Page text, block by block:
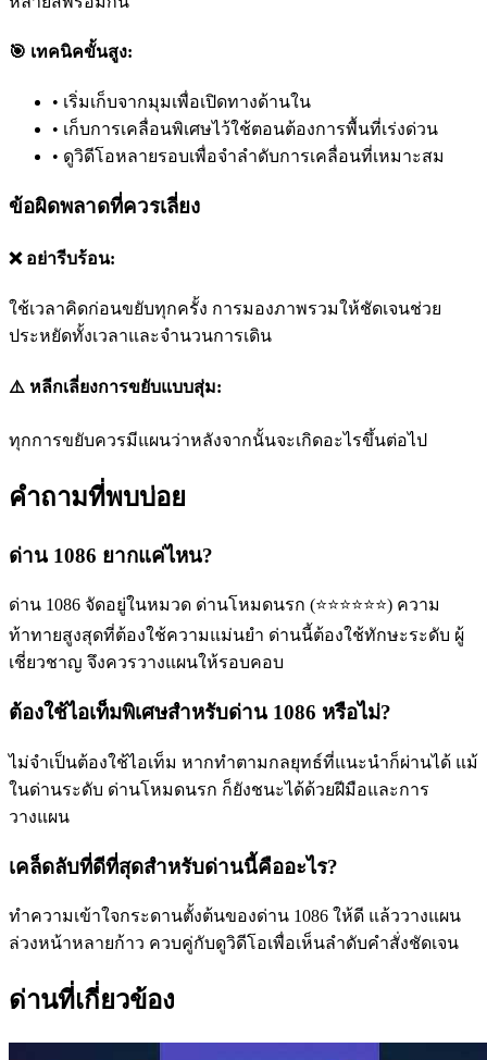
🎯 เทคนิคขั้นสูง:
• เริ่มเก็บจากมุมเพื่อเปิดทางด้านใน
• เก็บการเคลื่อนพิเศษไว้ใช้ตอนต้องการพื้นที่เร่งด่วน
• ดูวิดีโอหลายรอบเพื่อจำลำดับการเคลื่อนที่เหมาะสม
ข้อผิดพลาดที่ควรเลี่ยง
❌ อย่ารีบร้อน:
ใช้เวลาคิดก่อนขยับทุกครั้ง การมองภาพรวมให้ชัดเจนช่วย
ประหยัดทั้งเวลาและจำนวนการเดิน
⚠️ หลีกเลี่ยงการขยับแบบสุ่ม:
ทุกการขยับควรมีแผนว่าหลังจากนั้นจะเกิดอะไรขึ้นต่อไป
คำถามที่พบบ่อย
ด่าน 1086 ยากแค่ไหน?
ด่าน 1086 จัดอยู่ในหมวด ด่านโหมดนรก (⭐⭐⭐⭐⭐⭐) ความ
ท้าทายสูงสุดที่ต้องใช้ความแม่นยำ ด่านนี้ต้องใช้ทักษะระดับ ผู้
เชี่ยวชาญ จึงควรวางแผนให้รอบคอบ
ต้องใช้ไอเท็มพิเศษสำหรับด่าน 1086 หรือไม่?
ไม่จำเป็นต้องใช้ไอเท็ม หากทำตามกลยุทธ์ที่แนะนำก็ผ่านได้ แม้
ในด่านระดับ ด่านโหมดนรก ก็ยังชนะได้ด้วยฝีมือและการ
วางแผน
เคล็ดลับที่ดีที่สุดสำหรับด่านนี้คืออะไร?
ทำความเข้าใจกระดานตั้งต้นของด่าน 1086 ให้ดี แล้ววางแผน
ล่วงหน้าหลายก้าว ควบคู่กับดูวิดีโอเพื่อเห็นลำดับคำสั่งชัดเจน
ด่านที่เกี่ยวข้อง